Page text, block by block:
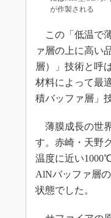
が作製される
この「低温で
ァ層の上に高い
層）」技術と呼
材料によって最
積バッファ層」
薄膜成長の世
す。赤崎・天野
温度に近い
AlNバッファ層
状態でした。